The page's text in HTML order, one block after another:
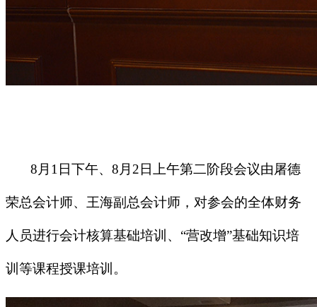
8 月 1 日下午、 8 月 2日上午第二阶段会议由屠德
荣总会计师、王海副总会计师，对参会的全体财务
人员进行会计核算基础培训、“营改增”基础知识培
训等课程授课培训。